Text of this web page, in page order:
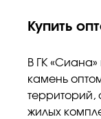
Купить
В ГК
камень
территорий,
жилых